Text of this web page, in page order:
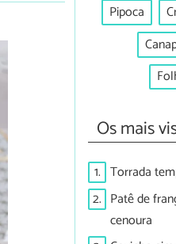
Pipoca
Os mais
1. Torrada
2. Patê de
cenoura